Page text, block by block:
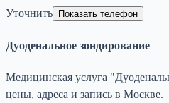
Уточнить Показать телефон
Дуоденальное зондирование
Медицинская услуга
цены, адреса и запись в Москве.